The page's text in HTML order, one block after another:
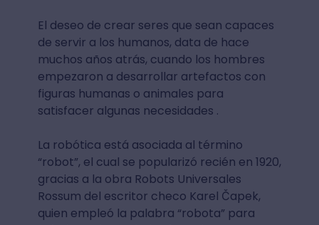
El deseo de crear seres que sean capaces
de servir a los humanos, data de hace
muchos años atrás, cuando los hombres
empezaron a desarrollar artefactos con
figuras humanas o animales para
satisfacer algunas necesidades .
La robótica está asociada al término
“robot”, el cual se popularizó recién en 1920,
gracias a la obra Robots Universales
Rossum del escritor checo Karel Čapek,
quien empleó la palabra “robota” para